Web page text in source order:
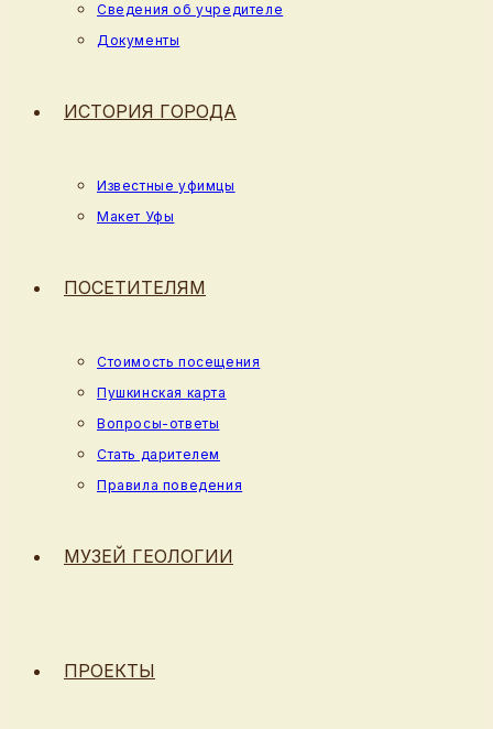
Сведения об учредителе
Документы
ИСТОРИЯ ГОРОДА
Известные уфимцы
Макет Уфы
ПОСЕТИТЕЛЯМ
Стоимость посещения
Пушкинская карта
Вопросы-ответы
Стать дарителем
Правила поведения
МУЗЕЙ ГЕОЛОГИИ
ПРОЕКТЫ